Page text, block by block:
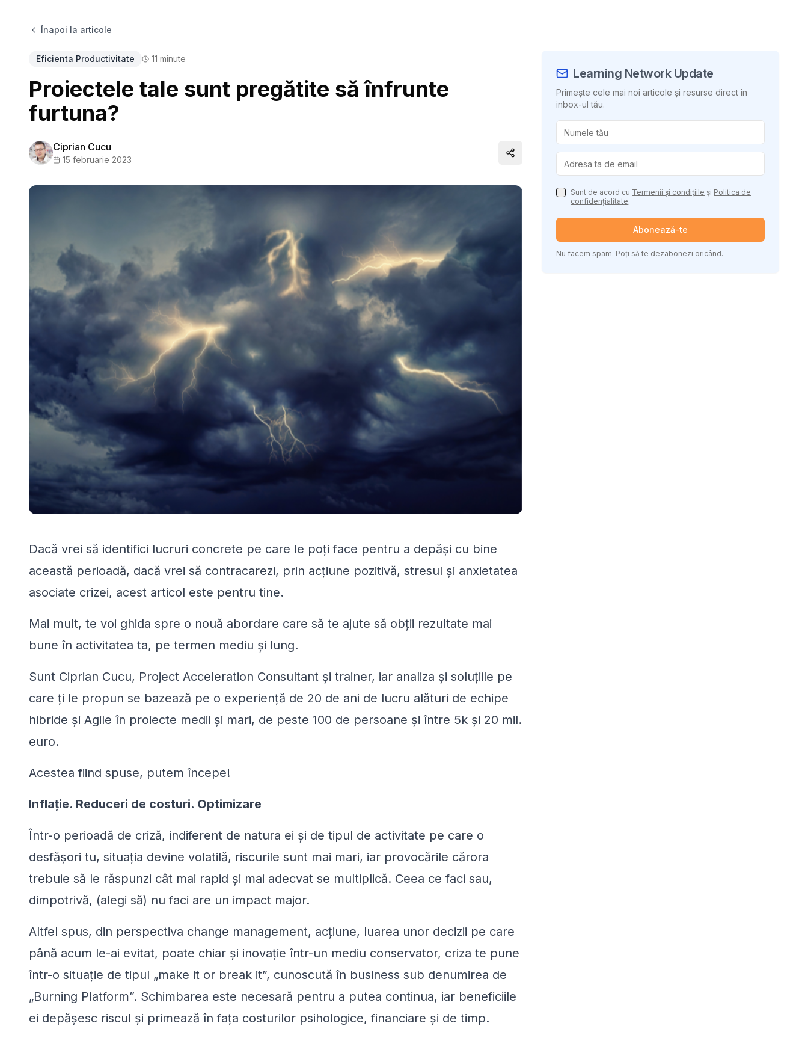
Înapoi la articole
Eficienta Productivitate 11 minute
Proiectele tale sunt pregătite să înfrunte
furtuna?
Ciprian Cucu
15 februarie 2023 Distribuie conținutul
Dacă vrei să identifici lucruri concrete pe care le poți face pentru a depăși cu bine
această perioadă, dacă vrei să contracarezi, prin acțiune pozitivă, stresul și anxietatea
asociate crizei, acest articol este pentru tine.
Mai mult, te voi ghida spre o nouă abordare care să te ajute să obții rezultate mai
bune în activitatea ta, pe termen mediu și lung.
Sunt Ciprian Cucu, Project Acceleration Consultant și trainer, iar analiza și soluțiile pe
care ți le propun se bazează pe o experiență de 20 de ani de lucru alături de echipe
hibride și Agile în proiecte medii și mari, de peste 100 de persoane și între 5k și 20 mil.
euro.
Acestea fiind spuse, putem începe!
Inflație. Reduceri de costuri. Optimizare
Într-o perioadă de criză, indiferent de natura ei și de tipul de activitate pe care o
desfășori tu, situația devine volatilă, riscurile sunt mai mari, iar provocările cărora
trebuie să le răspunzi cât mai rapid și mai adecvat se multiplică. Ceea ce faci sau,
dimpotrivă, (alegi să) nu faci are un impact major.
Altfel spus, din perspectiva change management, acțiune, luarea unor decizii pe care
până acum le-ai evitat, poate chiar și inovație într-un mediu conservator, criza te pune
într-o situație de tipul „make it or break it”, cunoscută în business sub denumirea de
„Burning Platform”. Schimbarea este necesară pentru a putea continua, iar beneficiile
ei depășesc riscul și primează în fața costurilor psihologice, financiare și de timp.
Learning Network Update
Primește cele mai noi articole și resurse direct în
inbox-ul tău.
Sunt de acord cu Termenii și condițiile și Politica de
confidențialitate.
Abonează-te
Nu facem spam. Poți să te dezabonezi oricând.